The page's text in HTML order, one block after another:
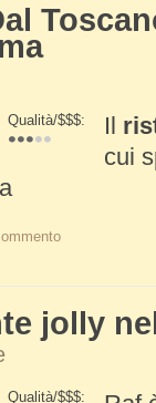
Qualità/$$$: Il
cui
a Roma
jolly
Qualità/$$$: